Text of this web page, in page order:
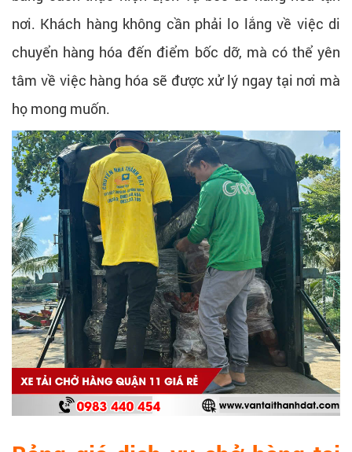
nơi. Khách hàng không cần phải lo lắng về việc di
chuyển hàng hóa đến điểm bốc dỡ, mà có thể yên
tâm về việc hàng hóa sẽ được xử lý ngay tại nơi mà
họ mong muốn.